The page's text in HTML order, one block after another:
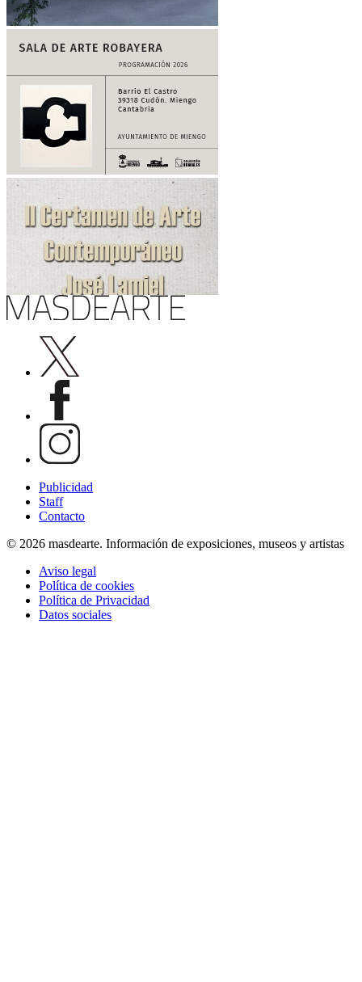
Publicidad
Staff
Contacto
© 2026 masdearte. Información de exposiciones, museos y artistas
Aviso legal
Política de cookies
Política de Privacidad
Datos sociales